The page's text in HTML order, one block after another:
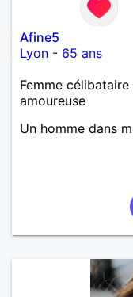
Afine5
Lyon - 65 ans
Femme
amoureuse
Un homme dans